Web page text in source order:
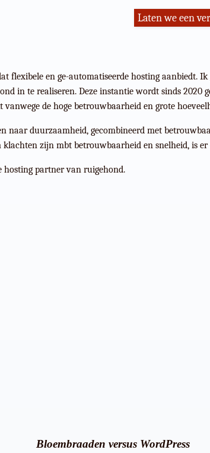
Laten we een
flexibele en ge-automatiseerde hosting aanbiedt.
in te realiseren. Deze instantie wordt sinds 2020
vanwege de hoge betrouwbaarheid en grote
naar duurzaamheid, gecombineerd met
zijn mbt betrouwbaarheid en snelheid, is er
hosting partner van ruigehond.
Bloembraaden versus WordPress